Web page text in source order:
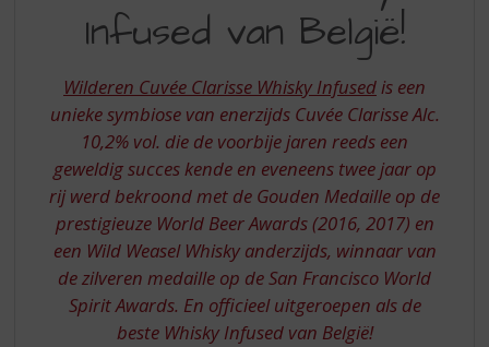
INFUSED
BELGIE
-
WILDEREN
CUVEE
CLARISSE
Infused van België!
Wilderen Cuvée Clarisse Whisky Infusedis een
unieke symbiose van enerzijds Cuvée Clarisse Alc.
10,2% vol. die de voorbije jaren reeds een
geweldig succes kende en eveneens twee jaar op
rij werd bekroond met de Gouden Medaille op de
prestigieuze World Beer Awards (2016, 2017) en
een Wild Weasel Whisky anderzijds, winnaar van
de zilveren medaille op de San Francisco World
Spirit Awards. En officieel uitgeroepen als de
beste Whisky Infused van België!